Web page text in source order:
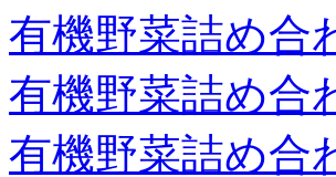
有機野菜詰め合
有機野菜詰め合
有機野菜詰め合